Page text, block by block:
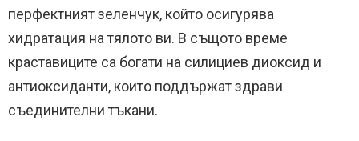
перфектният зеленчук, който осигурява
хидратация на тялото ви. В същото време
краставиците са богати на силициев диоксид и
антиоксиданти, които поддържат здрави
съединителни тъкани.